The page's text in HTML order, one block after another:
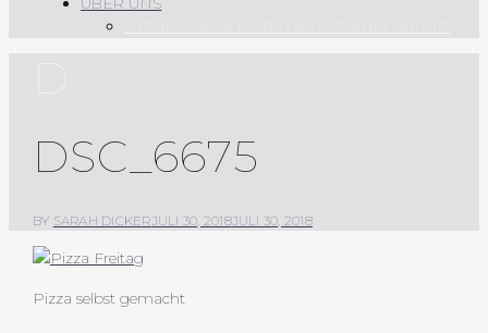
DSC_6675
BY SARAH DICKERJULI 30, 2018JULI 30, 2018
Pizza selbst gemacht